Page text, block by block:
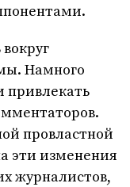
Намного
привлекать
провластной
эти изменения
журналистов,